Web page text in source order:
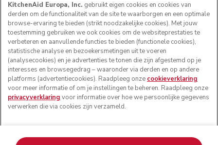
VOLG ONS
© KitchenAid 2026 - Alle rechten voorbehouden.
KitchenAid Europa, Inc. gebruikt eigen cookies en cookies van
derden om de functionaliteit van de site te waarborgen en een optimale
browse-ervaring te bieden (strikt noodzakelijke cookies). Met jouw
toestemming gebruiken we ook cookies om de websiteprestaties te
verbeteren en aanvullende functies te bieden (functionele cookies),
statistische analyse en bezoekersmetingen uit te voeren
(analysecookies) en je advertenties te tonen die zijn afgestemd op je
interesses en browsegedrag – waaronder via derden en op andere
platforms (advertentiecookies). Raadpleeg onze cookieverklaring
voor meer informatie of om je instellingen te beheren. Raadpleeg onze
privacyverklaring voor informatie over hoe we persoonlijke gegevens
verwerken die via cookies zijn verzameld.